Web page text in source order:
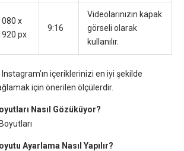
x
px
9:16
Videolarınızın kapak
görseli olarak
kullanılır.
içeriklerinizi en iyi şekilde
için önerilen ölçülerdir.
Nasıl Gözüküyor?
Ayarlama Nasıl Yapılır?